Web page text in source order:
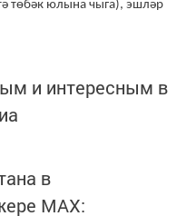
төбәк юлына чыга), эшләр
и интересным в
в
MАХ: